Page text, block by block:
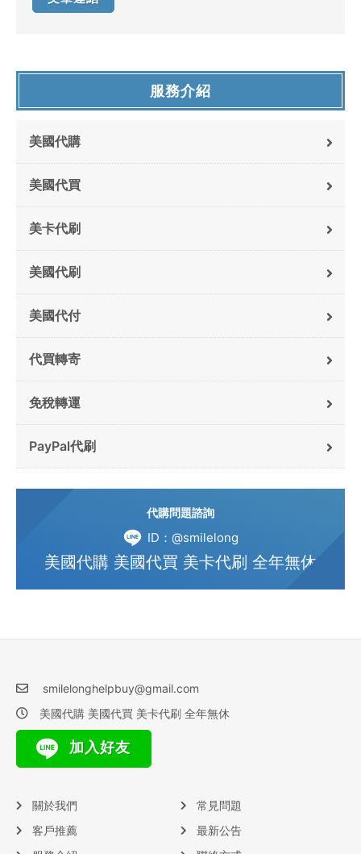
服務介紹
美國代購
美國代買
美卡代刷
美國代刷
美國代付
代買轉寄
免稅轉運
PayPal代刷
代購問題諮詢
ID：@smilelong
美國代購 美國代買 美卡代刷 全年無休
smilelonghelpbuy@gmail.com
美國代購 美國代買 美卡代刷 全年無休
加入好友
關於我們
客戶推薦
常見問題
最新公告